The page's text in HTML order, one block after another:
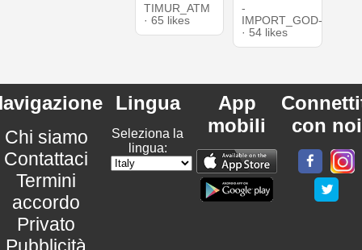
TIMUR_ATM
· 65 likes
-
IMPORT_GOD-
· 54 likes
Chi siamo
Contattaci
Termini
accordo
Privato
Lingua
Seleziona la
lingua:
App
mobili
con noi